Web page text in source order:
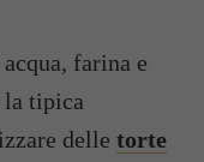
farina e
la tipica
delle torte